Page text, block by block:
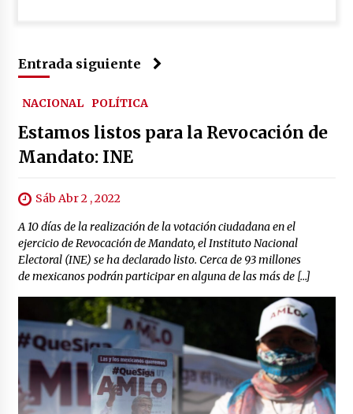
Entrada siguiente
NACIONAL POLÍTICA
Estamos listos para la Revocación de
Mandato: INE
Sáb Abr 2 , 2022
A 10 días de la realización de la votación ciudadana en el
ejercicio de Revocación de Mandato, el Instituto Nacional
Electoral (INE) se ha declarado listo. Cerca de 93 millones
de mexicanos podrán participar en alguna de las más de […]